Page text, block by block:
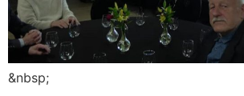
&nbsp;